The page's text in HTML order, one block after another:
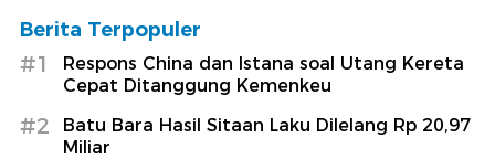
Berita Terpopuler
#1
Respons China dan Istana soal Utang Kereta
Cepat Ditanggung Kemenkeu
#2
Batu Bara Hasil Sitaan Laku Dilelang Rp 20,97
Miliar